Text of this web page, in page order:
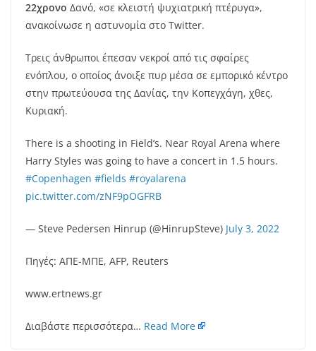
22χρονο Δανό, «σε κλειστή ψυχιατρική πτέρυγα»,
ανακοίνωσε η αστυνομία στο Twitter.
Τρεις άνθρωποι έπεσαν νεκροί από τις σφαίρες
ενόπλου, ο οποίος άνοιξε πυρ μέσα σε εμπορικό κέντρο
στην πρωτεύουσα της Δανίας, την Κοπεγχάγη, χθες,
Κυριακή.
There is a shooting in Field’s. Near Royal Arena where
Harry Styles was going to have a concert in 1.5 hours.
#Copenhagen #fields #royalarena
pic.twitter.com/zNF9pOGFRB
— Steve Pedersen Hinrup (@HinrupSteve) July 3, 2022
Πηγές: ΑΠΕ-ΜΠΕ, AFP, Reuters
www.ertnews.gr
Διαβάστε περισσότερα… Read More